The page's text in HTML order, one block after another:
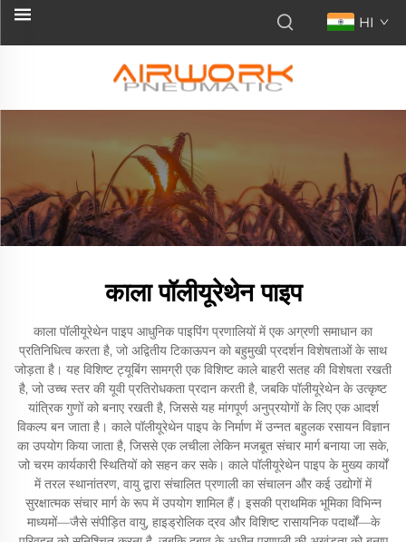
HI
काला पॉलीयूरेथेन पाइप
काला पॉलीयूरेथेन पाइप आधुनिक पाइपिंग प्रणालियों में एक अग्रणी समाधान का
प्रतिनिधित्व करता है, जो अद्वितीय टिकाऊपन को बहुमुखी प्रदर्शन विशेषताओं के साथ
जोड़ता है। यह विशिष्ट ट्यूबिंग सामग्री एक विशिष्ट काले बाहरी सतह की विशेषता रखती
है, जो उच्च स्तर की यूवी प्रतिरोधकता प्रदान करती है, जबकि पॉलीयूरेथेन के उत्कृष्ट
यांत्रिक गुणों को बनाए रखती है, जिससे यह मांगपूर्ण अनुप्रयोगों के लिए एक आदर्श
विकल्प बन जाता है। काले पॉलीयूरेथेन पाइप के निर्माण में उन्नत बहुलक रसायन विज्ञान
का उपयोग किया जाता है, जिससे एक लचीला लेकिन मजबूत संचार मार्ग बनाया जा सके,
जो चरम कार्यकारी स्थितियों को सहन कर सके। काले पॉलीयूरेथेन पाइप के मुख्य कार्यों
में तरल स्थानांतरण, वायु द्वारा संचालित प्रणाली का संचालन और कई उद्योगों में
सुरक्षात्मक संचार मार्ग के रूप में उपयोग शामिल हैं। इसकी प्राथमिक भूमिका विभिन्न
माध्यमों—जैसे संपीड़ित वायु, हाइड्रोलिक द्रव और विशिष्ट रासायनिक पदार्थों—के